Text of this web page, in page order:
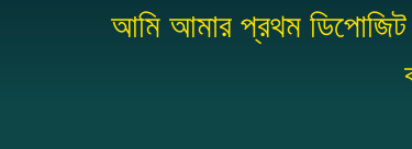
আমি আমার প্রথম ডিপোজিট